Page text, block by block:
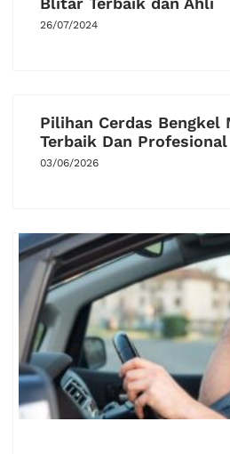
26/07/2024
Pilihan Cerdas Bengkel
Terbaik Dan Profesional
03/06/2026